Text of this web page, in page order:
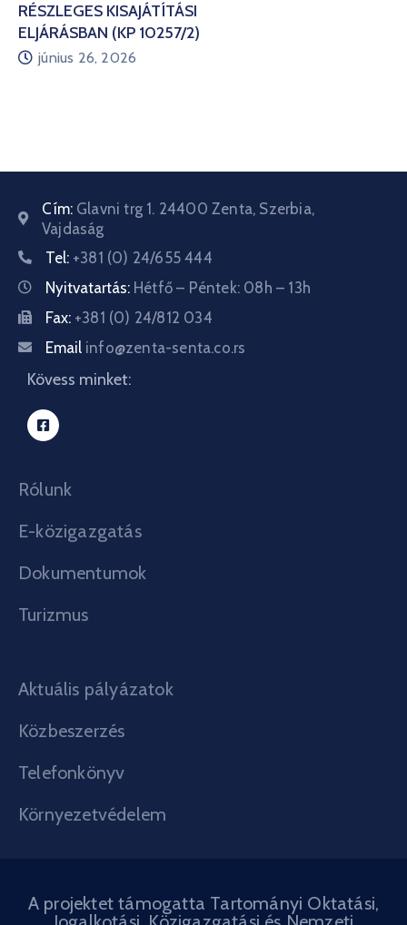
RÉSZLEGES KISAJÁTÍTÁSI
ELJÁRÁSBAN (KP 10257/2)
június 26, 2026
Cím: Glavni trg 1. 24400 Zenta, Szerbia,
Vajdaság
Tel: +381 (0) 24/655 444
Nyitvatartás: Hétfő – Péntek: 08h – 13h
Fax: +381 (0) 24/812 034
Email info@zenta-senta.co.rs
Kövess minket:
Rólunk
E-közigazgatás
Dokumentumok
Turizmus
Aktuális pályázatok
Közbeszerzés
Telefonkönyv
Környezetvédelem
A projektet támogatta Tartományi Oktatási,